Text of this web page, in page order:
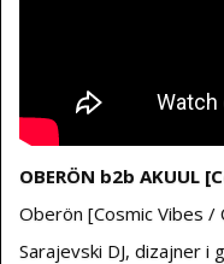
OBERÖN b2b AKUUL
Oberön [Cosmic Vibes /
Sarajevski DJ, dizajner